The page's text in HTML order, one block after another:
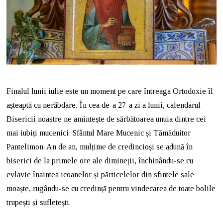
Finalul lunii iulie este un moment pe care întreaga Ortodoxie îl
așteaptă cu nerăbdare. În cea de-a 27-a zi a lunii, calendarul
Bisericii noastre ne amintește de sărbătoarea unuia dintre cei
mai iubiți mucenici: Sfântul Mare Mucenic și Tămăduitor
Pantelimon. An de an, mulțime de credincioși se adună în
biserici de la primele ore ale dimineții, închinându-se cu
evlavie înaintea icoanelor și părticelelor din sfintele sale
moaște, rugându-se cu credință pentru vindecarea de toate bolile
trupești și sufletești.